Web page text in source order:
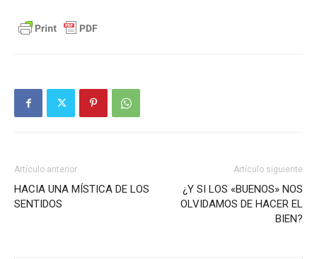
Artículo anterior
HACIA UNA MÍSTICA DE LOS
SENTIDOS
Artículo siguiente
¿Y SI LOS «BUENOS» NOS
OLVIDAMOS DE HACER EL
BIEN?